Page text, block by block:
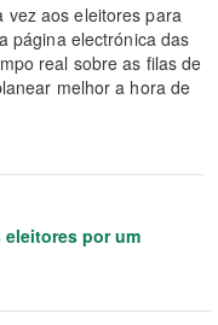
vez aos eleitores para
página electrónica das
real sobre as filas de
melhor a hora de
eleitores por um